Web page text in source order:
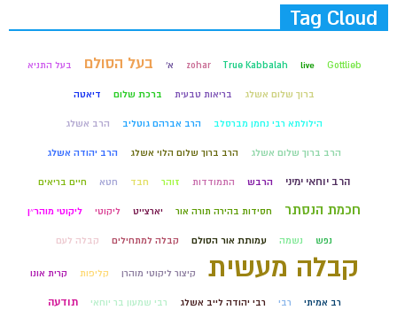
Tag Cloud
Gottlieb
live
True Kabbalah
zohar א' בעל הסולם בעל התניא
ברוך שלום אשלג בריאות טבעית ברכת שלום דיאטה
הילולתא רבי נחמן מברסלב הרב אברהם גוטליב הרב אשלג
הרב ברוך שלום אשלג הרב ברוך שלום הלוי אשלג הרב יהודה אשלג
הרב יוחאי ימיני הרבש התמודדות זוהר חבד חטא חיים בריאים
חכמת הנסתר חסידות בהירה תורה אור יארצייט ליקוטי ליקוטי מוהר״ן
נפש נשמה עמותת אור הסולם קבלה למתחילים קבלה לעם
קבלה מעשית קיצור ליקוטי מוהרן קליפות קרית אונו
רב אמיתי רבי רבי יהודה לייב אשלג רבי שמעון בר יוחאי תודעה